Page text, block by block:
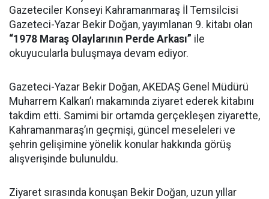
Gazeteciler Konseyi Kahramanmaraş İl Temsilcisi
Gazeteci-Yazar Bekir Doğan, yayımlanan 9. kitabı olan
“1978 Maraş Olaylarının Perde Arkası” ile
okuyucularla buluşmaya devam ediyor.
Gazeteci-Yazar Bekir Doğan, AKEDAŞ Genel Müdürü
Muharrem Kalkan’ı makamında ziyaret ederek kitabını
takdim etti. Samimi bir ortamda gerçekleşen ziyarette,
Kahramanmaraş’ın geçmişi, güncel meseleleri ve
şehrin gelişimine yönelik konular hakkında görüş
alışverişinde bulunuldu.
Ziyaret sırasında konuşan Bekir Doğan, uzun yıllar